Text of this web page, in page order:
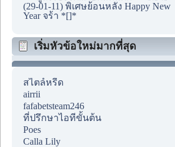
(29-01-11) พิเศษย้อนหลัง Happy New
Year จร้า *[]*
เริ่มหัวข้อใหม่มากที่สุด
สไตล์หรีด
airrii
fafabetsteam246
ที่ปรึกษาไอทีขั้นต้น
Poes
Calla Lily